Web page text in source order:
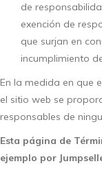
de
exención de
que surjan en
incumplimiento
En la medida en que
el sitio web se
responsables de
Esta página de
ejemplo por